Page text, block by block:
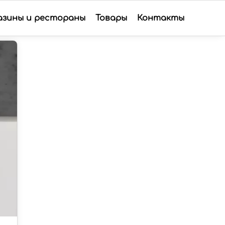
и рестораны Товары Контакты